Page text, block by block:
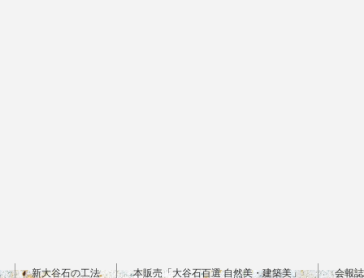
新大谷石の工法 本販売「大谷石百選 自然美・建築美」 会報誌